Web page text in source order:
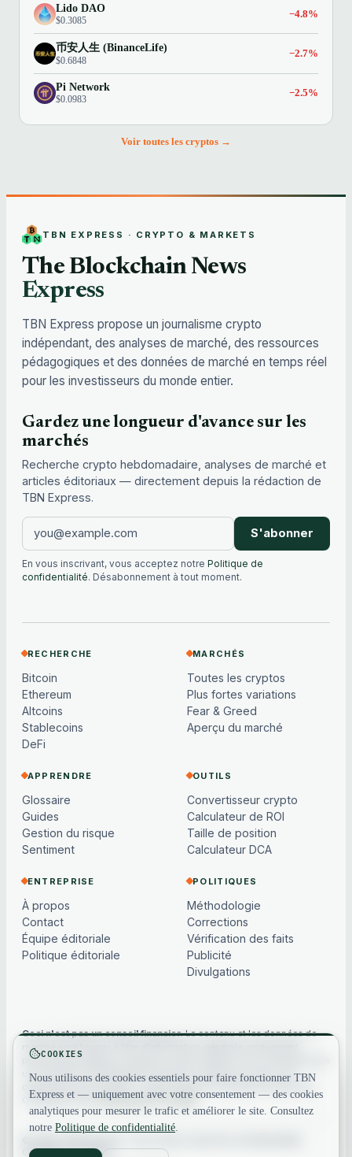
Lido DAO
$0.3085
−4.8%
币安人生 (BinanceLife)
$0.6848
−2.7%
Pi Network
$0.0983
−2.5%
Voir toutes les cryptos →
TBN EXPRESS · CRYPTO & MARKETS
The Blockchain News
Express
TBN Express propose un journalisme crypto
indépendant, des analyses de marché, des ressources
pédagogiques et des données de marché en temps réel
pour les investisseurs du monde entier.
Gardez une longueur d'avance sur les
marchés
Recherche crypto hebdomadaire, analyses de marché et
articles éditoriaux — directement depuis la rédaction de
TBN Express.
S'abonner
En vous inscrivant, vous acceptez notre Politique de
confidentialité. Désabonnement à tout moment.
RECHERCHE
Bitcoin
Ethereum
Altcoins
Stablecoins
DeFi
MARCHÉS
Toutes les cryptos
Plus fortes variations
Fear & Greed
Aperçu du marché
APPRENDRE
Glossaire
Guides
Gestion du risque
Sentiment
OUTILS
Convertisseur crypto
Calculateur de ROI
Taille de position
Calculateur DCA
ENTREPRISE
À propos
Contact
Équipe éditoriale
Politique éditoriale
POLITIQUES
Méthodologie
Corrections
Vérification des faits
Publicité
Divulgations
Ceci n'est pas un conseil financier.Le contenu et les données de
marché sont fournis à titre d'information générale uniquement,
peuvent être différés ou basés sur des modèles, et ne constituent pas
un conseil en investissement, financier, juridique ou fiscal. Les
cryptoactifs sont volatils — faites toujours vos propres recherches.
Consultez notreavertissement complet.
Conditions·Contact
COOKIES
Nous utilisons des cookies essentiels pour faire fonctionner TBN
Express et — uniquement avec votre consentement — des cookies
analytiques pour mesurer le trafic et améliorer le site. Consultez
notre Politique de confidentialité.